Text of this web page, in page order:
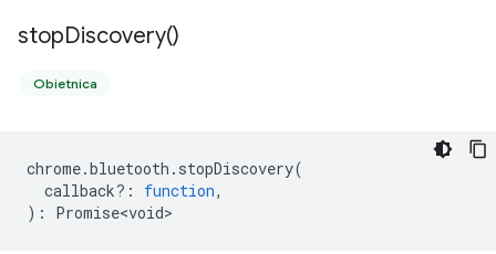
stopDiscovery()
Obietnica
chrome.bluetooth . stopDiscovery(
callback? : function,
) : Promise<void>